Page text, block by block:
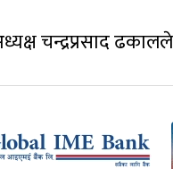
चन्द्रप्रसाद